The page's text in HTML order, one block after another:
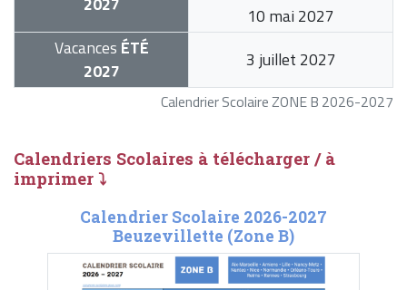
Calendrier Scolaire ZONE B 2026-2027
10 mai 2027
Vacances ÉTÉ
2027
3 juillet 2027
Calendriers Scolaires à télécharger / à
imprimer ⤵
Calendrier Scolaire 2026-2027
Beuzevillette (Zone B)